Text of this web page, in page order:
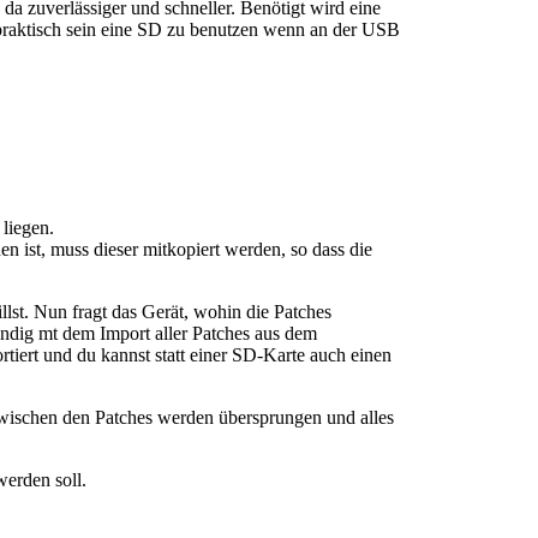
zuverlässiger und schneller. Benötigt wird eine
sein eine SD zu benutzen wenn an der USB
ist, muss dieser mitkopiert werden, so dass die
Nun fragt das Gerät, wohin die Patches
mt dem Import aller Patches aus dem
und du kannst statt einer SD-Karte auch einen
den Patches werden übersprungen und alles
soll.